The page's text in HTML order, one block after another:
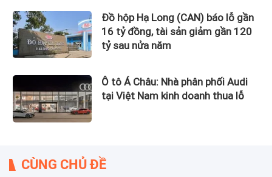
Đồ hộp Hạ Long (CAN) báo lỗ gần
16 tỷ đồng, tài sản giảm gần 120
tỷ sau nửa năm
Ô tô Á Châu: Nhà phân phối Audi
tại Việt Nam kinh doanh thua lỗ
CÙNG CHỦ ĐỀ